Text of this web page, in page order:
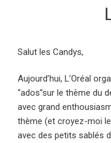
Salut les Candys,
Aujourd’hui, L’Oréal
“ados”sur le thème du
avec grand
thème (et croyez-moi
avec des petits sablés